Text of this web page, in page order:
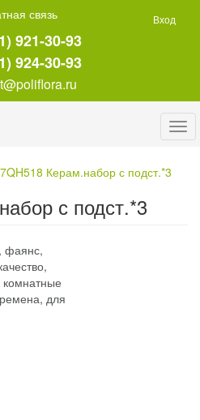
связь
921-30-93
924-30-93
Вход
Керам.набор с подст.*3
с подст.*3